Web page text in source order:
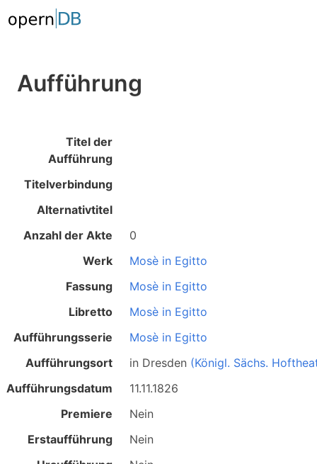
Aufführung
Titel der
Aufführung
Titelverbindung
Alternativtitel
Anzahl der Akte
0
Werk
Mosè in Egitto
Fassung
Mosè in Egitto
Libretto
Mosè in Egitto
Aufführungsserie
Mosè in Egitto
Aufführungsort
in Dresden (Königl. Sächs.
Aufführungsdatum
11.11.1826
Premiere
Nein
Erstaufführung
Nein